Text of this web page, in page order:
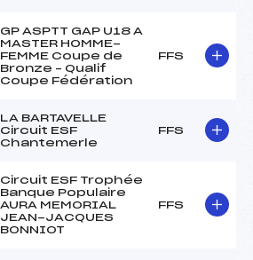
GP ASPTT GAP U18 A
MASTER HOMME-
FEMME Coupe de
Bronze – Qualif
Coupe Fédération
FFS
LA BARTAVELLE
Circuit ESF
Chantemerle
FFS
Circuit ESF Trophée
Banque Populaire
AURA MEMORIAL
JEAN-JACQUES
BONNIOT
FFS